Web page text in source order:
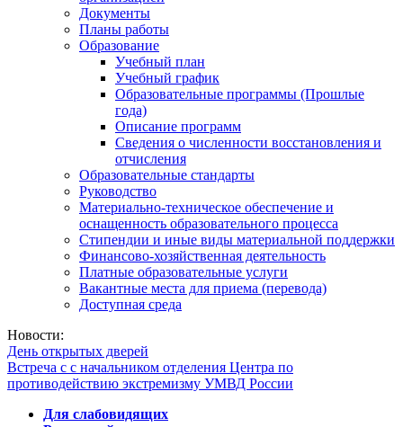
Документы
Планы работы
Образование
Учебный план
Учебный график
Образовательные программы (Прошлые
года)
Описание программ
Сведения о численности восстановления и
отчисления
Образовательные стандарты
Руководство
Материально-техническое обеспечение и
оснащенность образовательного процесса
Стипендии и иные виды материальной поддержки
Финансово-хозяйственная деятельность
Платные образовательные услуги
Вакантные места для приема (перевода)
Доступная среда
Новости:
День открытых дверей
Встреча с с начальником отделения Центра по
противодействию экстремизму УМВД России
Для слабовидящих